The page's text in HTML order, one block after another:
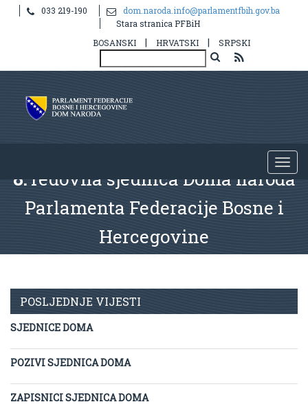
033 219-190
dom.naroda.info@parlamentfbih.gov.ba
Stara stranica PFBiH
BOSANSKI
| HRVATSKI | SRPSKI
8.redovna sjednica Doma naroda
Parlamenta Federacije Bosne i
Hercegovine
POSLJEDNJE VIJESTI
SJEDNICE DOMA
POZIVI SJEDNICA DOMA
ZAPISNICI SJEDNICA DOMA